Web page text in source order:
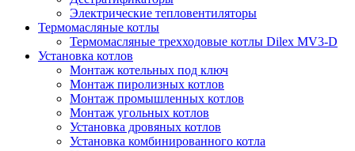
Электрические тепловентиляторы
Термомасляные котлы
Термомасляные трехходовые котлы Dilex MV3-D
Установка котлов
Монтаж котельных под ключ
Монтаж пиролизных котлов
Монтаж промышленных котлов
Монтаж угольных котлов
Установка дровяных котлов
Установка комбинированного котла